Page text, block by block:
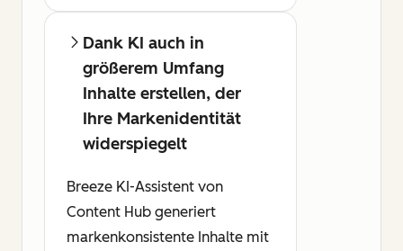
Dank KI auch in
größerem Umfang
Inhalte erstellen, der
Ihre Markenidentität
widerspiegelt
Breeze KI-Assistent von
Content Hub generiert
markenkonsistente Inhalte mit